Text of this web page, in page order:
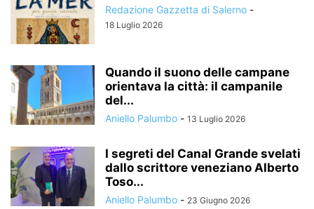
Redazione Gazzetta di Salerno -
18 Luglio 2026
Quando il suono delle campane
orientava la città: il campanile
del...
Aniello Palumbo - 13 Luglio 2026
I segreti del Canal Grande svelati
dallo scrittore veneziano Alberto
Toso...
Aniello Palumbo - 23 Giugno 2026